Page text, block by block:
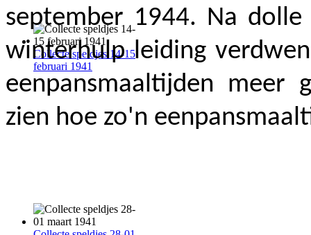
Collecte speldjes 14-15
februari 1941
september 1944. Na
winterhulp leiding
eenpansmaaltijden meer
zien hoe zo'n